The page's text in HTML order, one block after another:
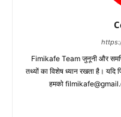
Fimikafe Team जुनूनी और
तथ्‍यों का विशेष ध्‍यान रखता है।
हमको